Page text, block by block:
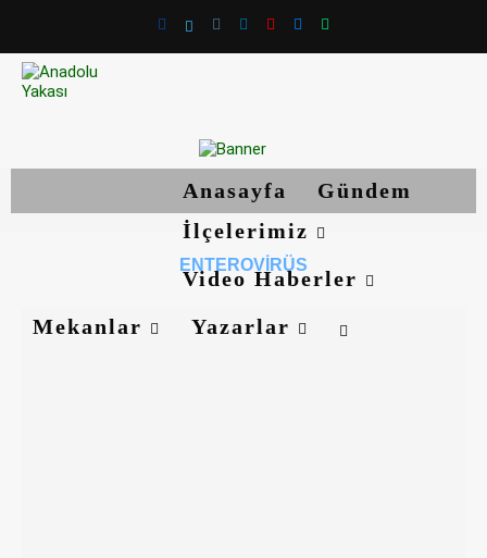
Anasayfa
Gündem
İlçelerimiz
Video Haberler
Mekanlar
Yazarlar
ENTEROVIRÜS